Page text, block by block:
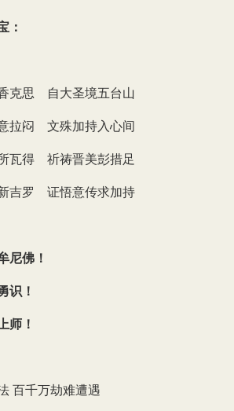
：
克思 自大圣境五台山
拉闷 文殊加持入心间
瓦得 祈祷晋美彭措足
吉罗 证悟意传求加持
尼佛！
识！
师！
百千万劫难遭遇